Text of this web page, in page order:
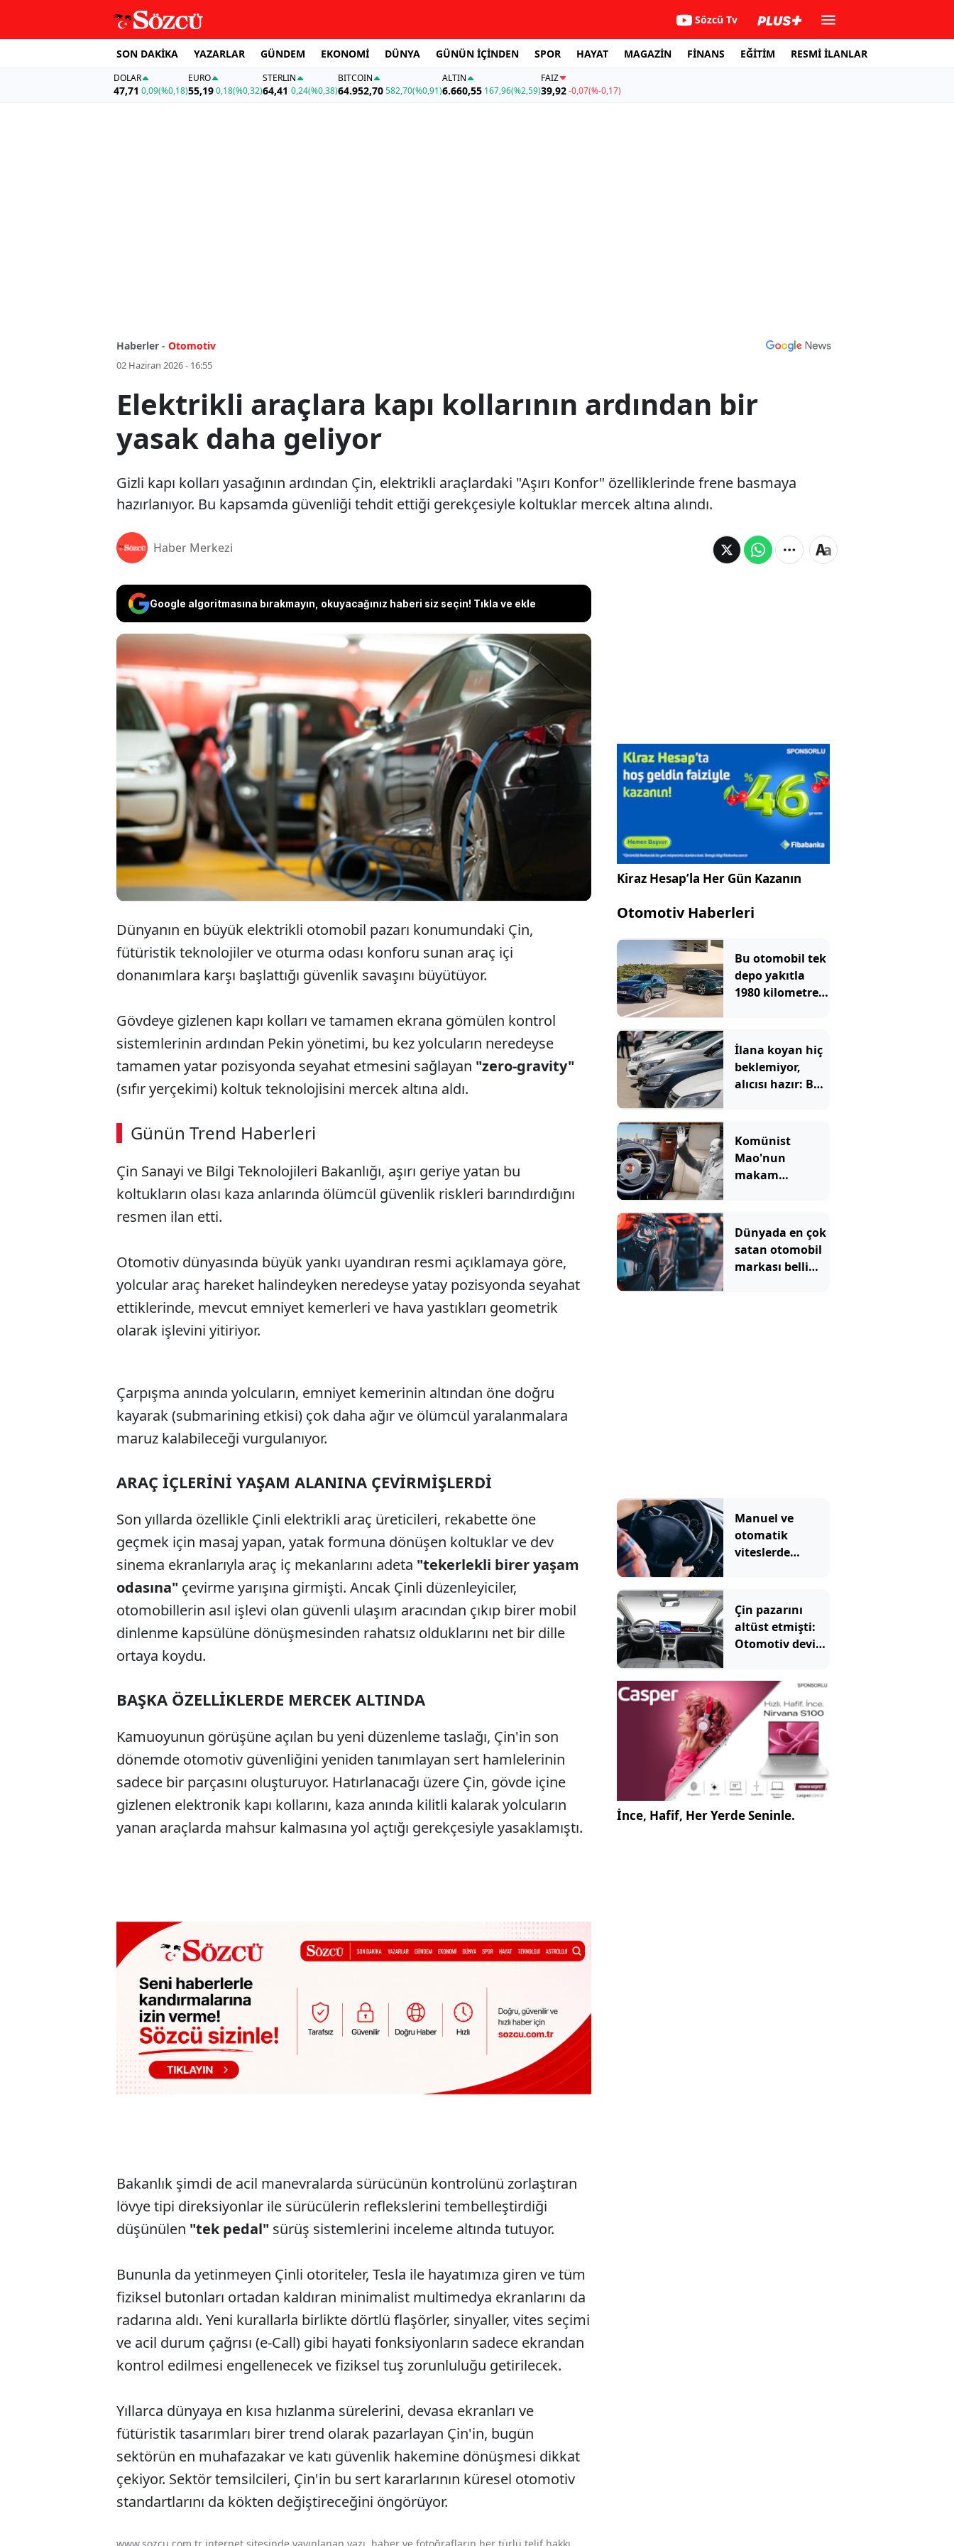
Sözcü Tv
SON DAKİKA YAZARLAR GÜNDEM EKONOMİ DÜNYA GÜNÜN İÇİNDEN SPOR HAYAT MAGAZİN FİNANS EĞİTİM RESMİ İLANLAR
DOLAR
47,71 0,09(%0,18)
EURO
55,19 0,18(%0,32)
STERLIN
64,41 0,24(%0,38)
BITCOIN
64.952,70582,70(%0,91)
ALTIN
6.660,55 167,96(%2,59)
FAİZ
39,92-0,07(%-0,17)
Haberler - Otomotiv
02 Haziran 2026 - 16:55
Elektrikli araçlara kapı kollarının ardından bir
yasak daha geliyor
Gizli kapı kolları yasağının ardından Çin, elektrikli araçlardaki "Aşırı Konfor" özelliklerinde frene basmaya
hazırlanıyor. Bu kapsamda güvenliği tehdit ettiği gerekçesiyle koltuklar mercek altına alındı.
Haber Merkezi
Google algoritmasına bırakmayın, okuyacağınız haberi siz seçin! Tıkla ve ekle
Gizli kapı kolları yasağının ardından Çin, elektrikli araçlardaki
"Aşırı Konfor" özelliklerinde frene basmaya hazırlanıyor. Bu
kapsamda güvenliği tehdit ettiği gerekçesiyle koltuklar
mercek altına alındı.
Dünyanın en büyük elektrikli otomobil pazarı konumundaki Çin,
fütüristik teknolojiler ve oturma odası konforu sunan araç içi
donanımlara karşı başlattığı güvenlik savaşını büyütüyor.
Gövdeye gizlenen kapı kolları ve tamamen ekrana gömülen kontrol
sistemlerinin ardından Pekin yönetimi, bu kez yolcuların neredeyse
tamamen yatar pozisyonda seyahat etmesini sağlayan "zero-gravity"
(sıfır yerçekimi) koltuk teknolojisini mercek altına aldı.
Günün Trend Haberleri
Çin Sanayi ve Bilgi Teknolojileri Bakanlığı, aşırı geriye yatan bu
koltukların olası kaza anlarında ölümcül güvenlik riskleri barındırdığını
resmen ilan etti.
Otomotiv dünyasında büyük yankı uyandıran resmi açıklamaya göre,
yolcular araç hareket halindeyken neredeyse yatay pozisyonda seyahat
ettiklerinde, mevcut emniyet kemerleri ve hava yastıkları geometrik
olarak işlevini yitiriyor.
Çarpışma anında yolcuların, emniyet kemerinin altından öne doğru
kayarak (submarining etkisi) çok daha ağır ve ölümcül yaralanmalara
maruz kalabileceği vurgulanıyor.
ARAÇ İÇLERİNİ YAŞAM ALANINA ÇEVİRMİŞLERDİ
Son yıllarda özellikle Çinli elektrikli araç üreticileri, rekabette öne
geçmek için masaj yapan, yatak formuna dönüşen koltuklar ve dev
sinema ekranlarıyla araç iç mekanlarını adeta "tekerlekli birer yaşam
odasına" çevirme yarışına girmişti. Ancak Çinli düzenleyiciler,
otomobillerin asıl işlevi olan güvenli ulaşım aracından çıkıp birer mobil
dinlenme kapsülüne dönüşmesinden rahatsız olduklarını net bir dille
ortaya koydu.
BAŞKA ÖZELLİKLERDE MERCEK ALTINDA
Kamuoyunun görüşüne açılan bu yeni düzenleme taslağı, Çin'in son
dönemde otomotiv güvenliğini yeniden tanımlayan sert hamlelerinin
sadece bir parçasını oluşturuyor. Hatırlanacağı üzere Çin, gövde içine
gizlenen elektronik kapı kollarını, kaza anında kilitli kalarak yolcuların
yanan araçlarda mahsur kalmasına yol açtığı gerekçesiyle yasaklamıştı.
Bakanlık şimdi de acil manevralarda sürücünün kontrolünü zorlaştıran
lövye tipi direksiyonlar ile sürücülerin reflekslerini tembelleştirdiği
düşünülen "tek pedal" sürüş sistemlerini inceleme altında tutuyor.
Bununla da yetinmeyen Çinli otoriteler, Tesla ile hayatımıza giren ve tüm
fiziksel butonları ortadan kaldıran minimalist multimedya ekranlarını da
radarına aldı. Yeni kurallarla birlikte dörtlü flaşörler, sinyaller, vites seçimi
ve acil durum çağrısı (e-Call) gibi hayati fonksiyonların sadece ekrandan
kontrol edilmesi engellenecek ve fiziksel tuş zorunluluğu getirilecek.
Yıllarca dünyaya en kısa hızlanma sürelerini, devasa ekranları ve
fütüristik tasarımları birer trend olarak pazarlayan Çin'in, bugün
sektörün en muhafazakar ve katı güvenlik hakemine dönüşmesi dikkat
çekiyor. Sektör temsilcileri, Çin'in bu sert kararlarının küresel otomotiv
standartlarını da kökten değiştireceğini öngörüyor.
Kiraz Hesap’la Her Gün Kazanın
Otomotiv Haberleri
Bu otomobil tek
depo yakıtla
1980 kilometre
akla gelen
olmadı
İlana koyan hiç
beklemiyor,
alıcısı hazır: Bu
gidiyor
Komünist
Mao'nun
makam
oyuncağı oldu
Dünyada en çok
satan otomobil
markası belli
Manuel ve
otomatik
viteslerde
Çoğu sürücü
farkında değil
Çin pazarını
altüst etmişti:
Otomotiv devi
İnce, Hafif, Her Yerde Seninle.